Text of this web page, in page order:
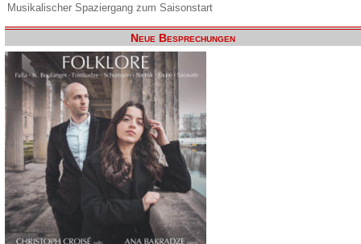
Musikalischer Spaziergang zum Saisonstart
Neue Besprechungen